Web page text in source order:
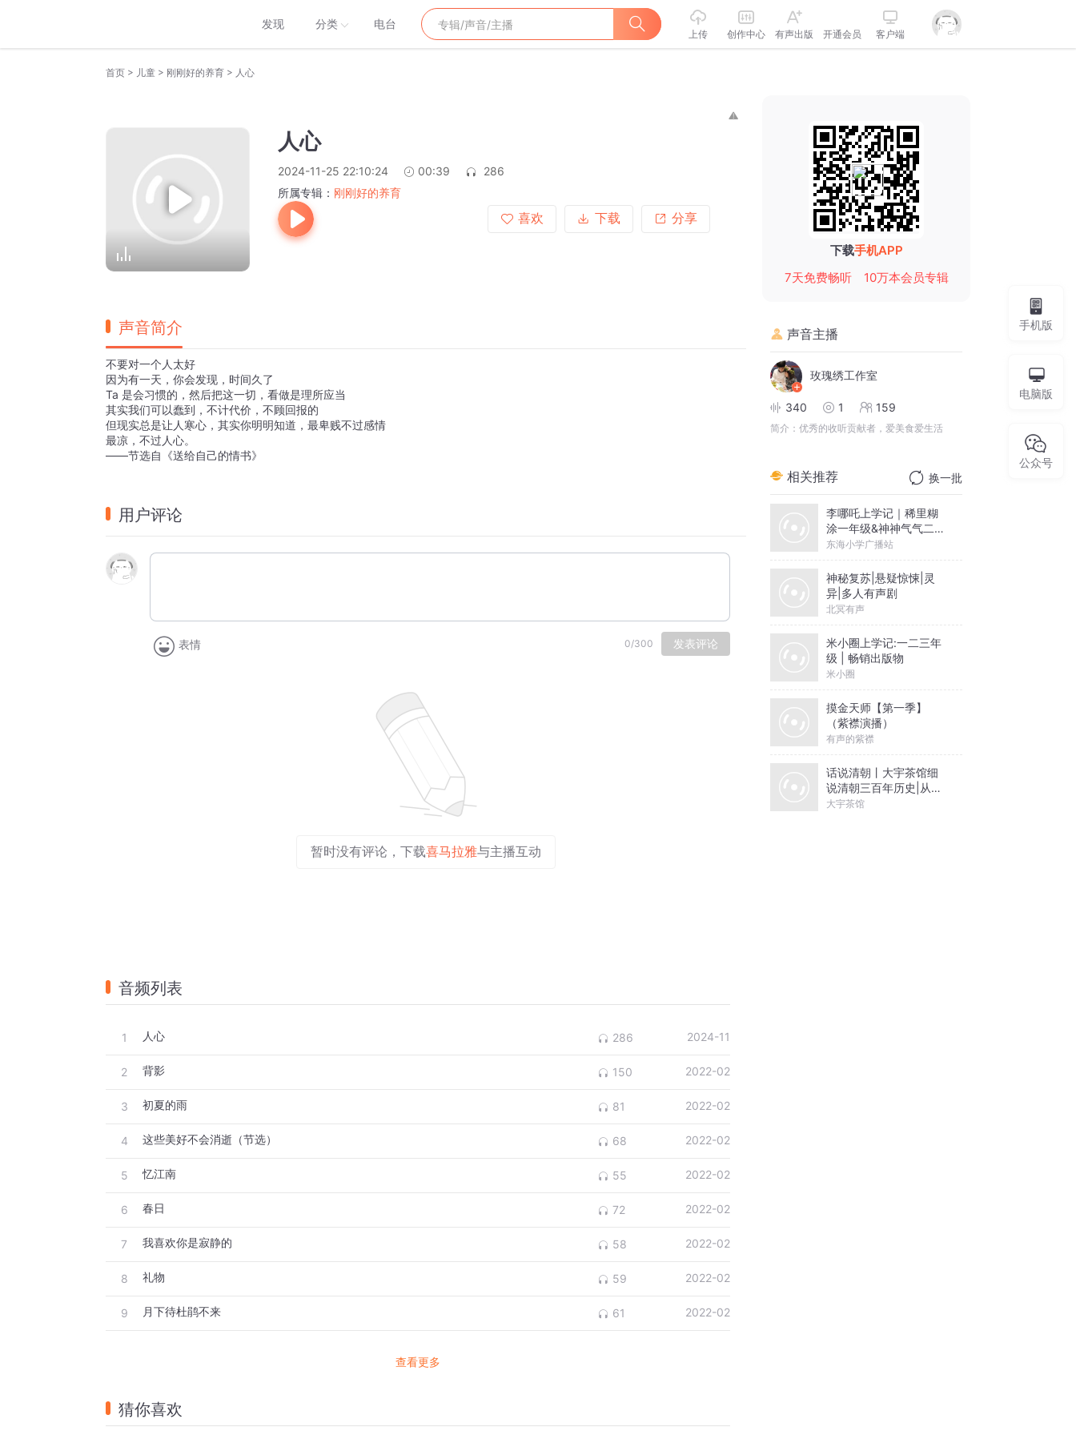
发现 分类 电台
上传 创作中心 有声出版 开通会员 客户端
首页 > 儿童 > 刚刚好的养育 > 人心
人心
2024-11-25 22:10:24 00:39
286
所属专辑： 刚刚好的养育
喜欢
下载 分享
声音简介
不要对一个人太好
因为有一天，你会发现，时间久了
Ta 是会习惯的，然后把这一切，看做是理所应当
其实我们可以蠢到，不计代价，不顾回报的
但现实总是让人寒心，其实你明明知道，最卑贱不过感情
最凉，不过人心。
——节选自《送给自己的情书》
用户评论
表情 0/300 发表评论
暂时没有评论，下载喜马拉雅与主播互动
音频列表
1 人心 286 2024-11
2 背影 150 2022-02
3 初夏的雨 81 2022-02
4 这些美好不会消逝（节选） 68 2022-02
5 忆江南 55 2022-02
6 春日 72 2022-02
7 我喜欢你是寂静的 58 2022-02
8 礼物 59 2022-02
9 月下待杜鹃不来 61 2022-02
查看更多
猜你喜欢
下载手机APP
7天免费畅听
10万本会员专辑
声音主播
玫瑰绣工作室
340 1 159
简介： 优秀的收听贡献者，爱美食爱生活
相关推荐 换一批
李哪吒上学记｜稀里糊
涂一年级&神神气气二年
级
东海小学广播站
神秘复苏|悬疑惊悚|灵
异|多人有声剧
北冥有声
米小圈上学记:一二三年
级 | 畅销出版物
米小圈
摸金天师【第一季】
（紫襟演播）
有声的紫襟
话说清朝丨大宇茶馆细
说清朝三百年历史|从努
尔哈赤到末代皇帝溥仪|
大宇茶馆
手机版
电脑版
公众号